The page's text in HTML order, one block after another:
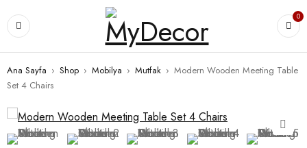
0
Ana Sayfa › Shop › Mobilya › Mutfak › Modern Wooden Meeting Table
Set 4 Chairs